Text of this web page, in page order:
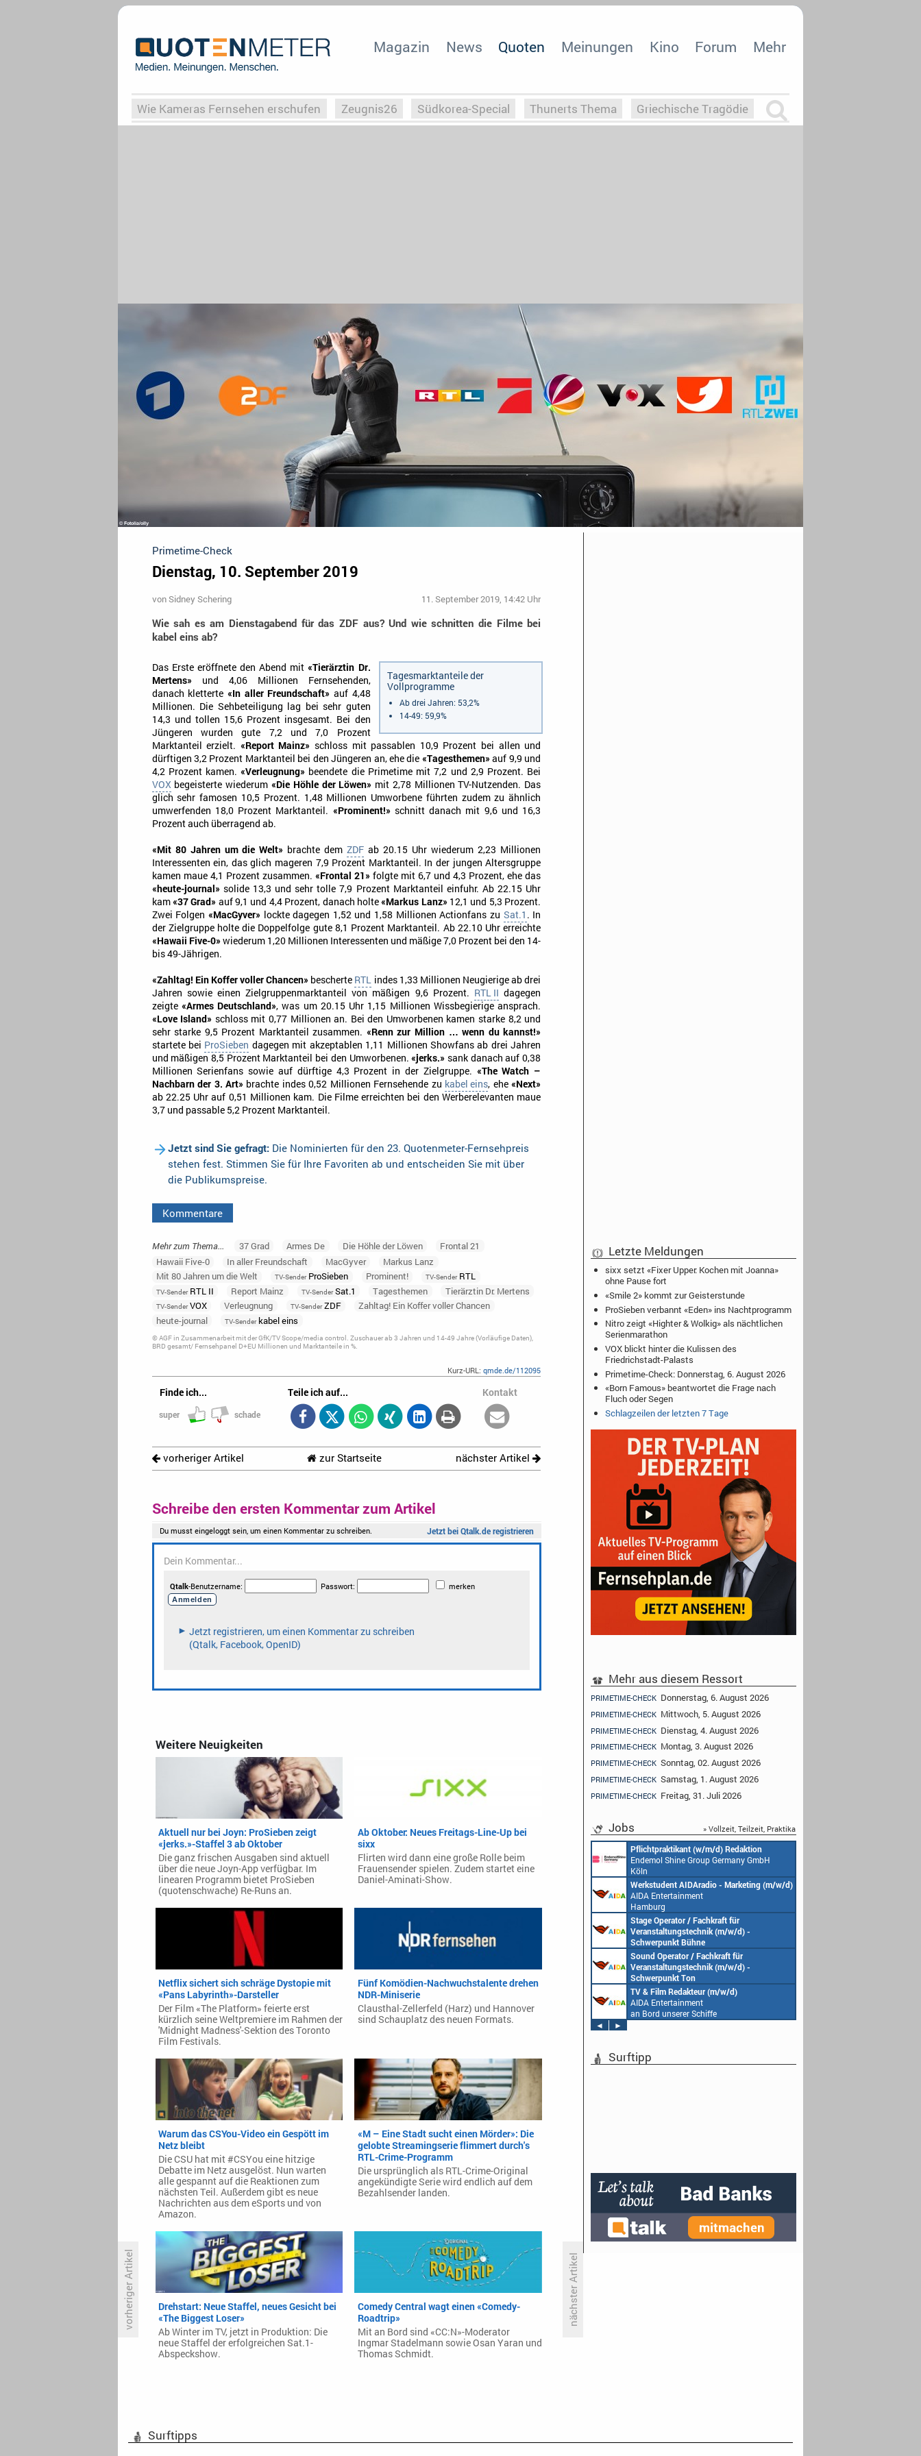
Magazin News Quoten Meinungen Kino Forum Mehr
Wie Kameras Fernsehen erschufen Zeugnis26 Südkorea-Special Thunerts Thema Griechische Tragödie
Primetime-Check
Dienstag, 10. September 2019
vonSidney Schering 11. September 2019, 14:42 Uhr
Wie sah es am Dienstagabend für das ZDF aus? Und wie schnitten die Filme bei
kabel eins ab?
Tagesmarktanteile der
Vollprogramme
Ab drei Jahren: 53,2%
14-49: 59,9%
Das Erste eröffnete den Abend mit«Tierärztin Dr.
Mertens» und 4,06 Millionen Fernsehenden,
danach kletterte «In aller Freundschaft» auf 4,48
Millionen. Die Sehbeteiligung lag bei sehr guten
14,3 und tollen 15,6 Prozent insgesamt. Bei den
Jüngeren wurden gute 7,2 und 7,0 Prozent
Marktanteil erzielt. «Report Mainz» schloss mit passablen 10,9 Prozent bei allen und
dürftigen 3,2 Prozent Marktanteil bei den Jüngeren an, ehe die «Tagesthemen» auf 9,9 und
4,2 Prozent kamen.«Verleugnung» beendete die Primetime mit 7,2 und 2,9 Prozent. Bei
VOXbegeisterte wiederum «Die Höhle der Löwen» mit 2,78 Millionen TV-Nutzenden. Das
glich sehr famosen 10,5 Prozent. 1,48 Millionen Umworbene führten zudem zu ähnlich
umwerfenden 18,0 Prozent Marktanteil. «Prominent!» schnitt danach mit 9,6 und 16,3
Prozent auch überragend ab.
«Mit 80 Jahren um die Welt» brachte demZDF ab 20.15 Uhr wiederum 2,23 Millionen
Interessenten ein, das glich mageren 7,9 Prozent Marktanteil. In der jungen Altersgruppe
kamen maue 4,1 Prozent zusammen. «Frontal 21» folgte mit 6,7 und 4,3 Prozent, ehe das
«heute-journal» solide 13,3 und sehr tolle 7,9 Prozent Marktanteil einfuhr. Ab 22.15 Uhr
kam«37 Grad» auf 9,1 und 4,4 Prozent, danach holte«Markus Lanz» 12,1 und 5,3 Prozent.
Zwei Folgen «MacGyver» lockte dagegen 1,52 und 1,58 Millionen Actionfans zu Sat.1 . In
der Zielgruppe holte die Doppelfolge gute 8,1 Prozent Marktanteil. Ab 22.10 Uhr erreichte
«Hawaii Five-0» wiederum 1,20 Millionen Interessenten und mäßige 7,0 Prozent bei den 14-
bis 49-Jährigen.
«Zahltag! Ein Koffer voller Chancen» bescherte RTL indes 1,33 Millionen Neugierige ab drei
Jahren sowie einen Zielgruppenmarktanteil von mäßigen 9,6 Prozent. RTL II dagegen
zeigte «Armes Deutschland», was um 20.15 Uhr 1,15 Millionen Wissbegierige ansprach.
«Love Island» schloss mit 0,77 Millionen an. Bei den Umworbenen kamen starke 8,2 und
sehr starke 9,5 Prozent Marktanteil zusammen. «Renn zur Million … wenn du kannst!»
startete bei ProSieben dagegen mit akzeptablen 1,11 Millionen Showfans ab drei Jahren
und mäßigen 8,5 Prozent Marktanteil bei den Umworbenen.«jerks.» sank danach auf 0,38
Millionen Serienfans sowie auf dürftige 4,3 Prozent in der Zielgruppe. «The Watch –
Nachbarn der 3. Art» brachte indes 0,52 Millionen Fernsehende zu kabel eins, ehe«Next»
ab 22.25 Uhr auf 0,51 Millionen kam. Die Filme erreichten bei den Werberelevanten maue
3,7 und passable 5,2 Prozent Marktanteil.
Jetzt sind Sie gefragt:Die Nominierten für den 23. Quotenmeter-Fernsehpreis
stehen fest. Stimmen Sie für Ihre Favoriten ab und entscheiden Sie mit über
die Publikumspreise.
Kommentare
Mehr zum Thema... 37 Grad Armes De Die Höhle der Löwen
Frontal 21
Hawaii Five-0
In aller Freundschaft MacGyver
Markus Lanz
Mit 80 Jahren um die Welt
TV-SenderProSieben Prominent! TV-SenderRTL
TV-SenderRTL II Report Mainz TV-SenderSat.1 Tagesthemen Tierärztin Dr. Mertens
TV-SenderVOX Verleugnung TV-SenderZDF
Zahltag! Ein Koffer voller Chancen
heute-journal
TV-Senderkabel eins
© AGF in Zusammenarbeit mit der GfK/TV Scope/media control. Zuschauer ab 3 Jahren und 14-49 Jahre (Vorläufige Daten),
BRD gesamt/ Fernsehpanel D+EU Millionen und Marktanteile in %.
Kurz-URL:qmde.de/112095
Finde ich...
super schade
Teile ich auf... Kontakt
vorheriger Artikel zur Startseite nächster Artikel
vorheriger Artikel
Konkurrenz zu groß? Koffer-
Show «Zahltag» fällt ins
Einstellige
nächster Artikel
Na klar: «Love Island» nimmt
schon an Tag zwei die Zehn-
Prozent-Marke ins Visier
Schreibe den ersten Kommentar zum Artikel
Weitere Neuigkeiten
Aktuell nur bei Joyn: ProSieben zeigt
«jerks.»-Staffel 3 ab Oktober
Die ganz frischen Ausgaben sind aktuell
über die neue Joyn-App verfügbar. Im
linearen Programm bietet ProSieben
(quotenschwache) Re-Runs an.
Ab Oktober: Neues Freitags-Line-Up bei
sixx
Flirten wird dann eine große Rolle beim
Frauensender spielen. Zudem startet eine
Daniel-Aminati-Show.
Netflix sichert sich schräge Dystopie mit
«Pans Labyrinth»-Darsteller
Der Film «The Platform» feierte erst
kürzlich seine Weltpremiere im Rahmen der
'Midnight Madness'-Sektion des Toronto
Film Festivals.
Fünf Komödien-Nachwuchstalente drehen
NDR-Miniserie
Clausthal-Zellerfeld (Harz) und Hannover
sind Schauplatz des neuen Formats.
Warum das CSYou-Video ein Gespött im
Netz bleibt
Die CSU hat mit #CSYou eine hitzige
Debatte im Netz ausgelöst. Nun warten
alle gespannt auf die Reaktionen zum
nächsten Teil. Außerdem gibt es neue
Nachrichten aus dem eSports und von
Amazon.
«M – Eine Stadt sucht einen Mörder»: Die
gelobte Streamingserie flimmert durch's
RTL-Crime-Programm
Die ursprünglich als RTL-Crime-Original
angekündigte Serie wird endlich auf dem
Bezahlsender landen.
Drehstart: Neue Staffel, neues Gesicht bei
«The Biggest Loser»
Ab Winter im TV, jetzt in Produktion: Die
neue Staffel der erfolgreichen Sat.1-
Abspeckshow.
Comedy Central wagt einen «Comedy-
Roadtrip»
Mit an Bord sind «CC:N»-Moderator
Ingmar Stadelmann sowie Osan Yaran und
Thomas Schmidt.
Letzte Meldungen
sixx setzt «Fixer Upper: Kochen mit Joanna»
ohne Pause fort
«Smile 2» kommt zur Geisterstunde
ProSieben verbannt «Eden» ins Nachtprogramm
Nitro zeigt «Highter & Wolkig» als nächtlichen
Serienmarathon
VOX blickt hinter die Kulissen des
Friedrichstadt-Palasts
Primetime-Check: Donnerstag, 6. August 2026
«Born Famous» beantwortet die Frage nach
Fluch oder Segen
Schlagzeilen der letzten 7 Tage
Mehr aus diesem Ressort
PRIMETIME-CHECK Donnerstag, 6. August 2026
PRIMETIME-CHECK Mittwoch, 5. August 2026
PRIMETIME-CHECK Dienstag, 4. August 2026
PRIMETIME-CHECK Montag, 3. August 2026
PRIMETIME-CHECK Sonntag, 02. August 2026
PRIMETIME-CHECK Samstag, 1. August 2026
PRIMETIME-CHECK Freitag, 31. Juli 2026
Jobs » Vollzeit, Teilzeit, Praktika
Pflichtpraktikant (w/m/d) Redaktion
Endemol Shine Group Germany GmbH
Köln
Werkstudent AIDAradio - Marketing (m/w/d)
AIDA Entertainment
Hamburg
Stage Operator / Fachkraft für
Veranstaltungstechnik (m/w/d) -
Schwerpunkt Bühne
AIDA Entertainment
an Bord unserer Schiffe
Sound Operator / Fachkraft für
Veranstaltungstechnik (m/w/d) -
Schwerpunkt Ton
AIDA Entertainment
an Bord unserer Schiffe
TV & Film Redakteur (m/w/d)
AIDA Entertainment
an Bord unserer Schiffe
◄
►
Surftipp
Surftipps